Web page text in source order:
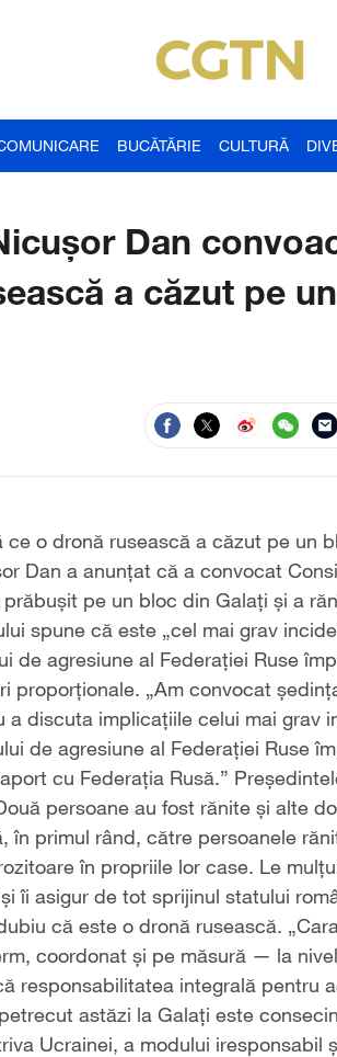
BUCĂTĂRIE CULTURĂ
Dan
a căzut pe
o dronă rusească a căzut pe un
Dan a anunțat că a convocat
pe un bloc din Galați și a
spune că este „cel mai grav
de agresiune al Federației Ruse
proporționale. „Am convocat
a discuta implicațiile celui mai grav
de agresiune al Federației Ruse
cu Federația Rusă.”
persoane au fost rănite și alte
în primul rând, către persoanele
în propriile lor case. Le
îi asigur de tot sprijinul statului
că este o dronă rusească.
coordonat și pe măsură — la
responsabilitatea integrală pentru
astăzi la Galați este
Ucrainei, a modului iresponsabil